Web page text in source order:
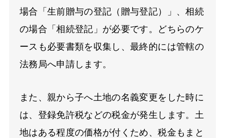
場合「生前贈与の登記（贈与登記）」、相続
の場合「相続登記」が必要です。どちらのケ
ースも必要書類を収集し、最終的には管轄の
法務局へ申請します。
また、親から子へ土地の名義変更をした時に
は、登録免許税などの税金が発生します。土
地はある程度の価格が付くため、税金もまと